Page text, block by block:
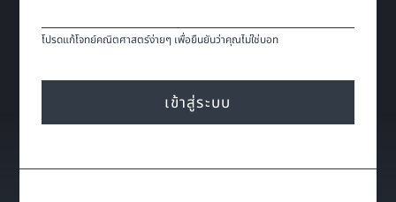
โปรดแก้โจทย์คณิตศาสตร์ง่ายๆ เพื่อยืนยันว่าคุณไม่ใช่บอท
เข้าสู่ระบบ